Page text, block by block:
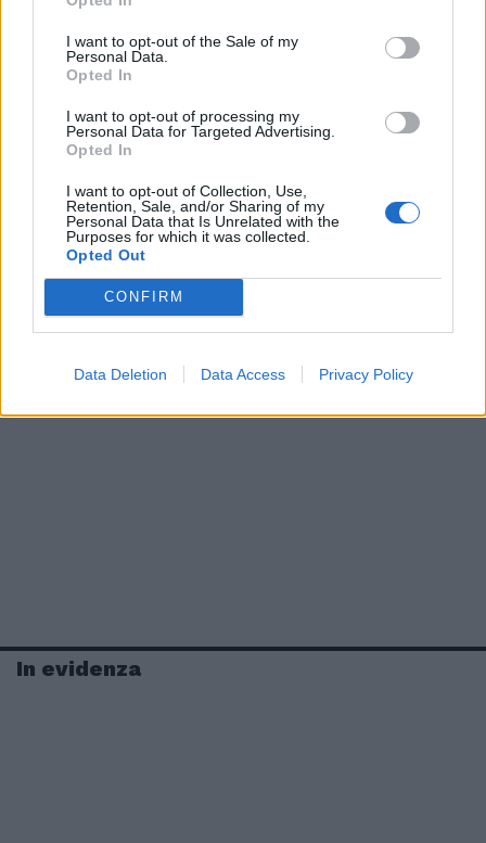
I want to opt-out of the Sale of my
Personal Data.
Opted In
I want to opt-out of processing my
Personal Data for Targeted Advertising.
Opted In
I want to opt-out of Collection, Use,
Retention, Sale, and/or Sharing of my
Personal Data that Is Unrelated with the
Purposes for which it was collected.
Opted Out
CONFIRM
Data Deletion Data Access Privacy Policy
In evidenza